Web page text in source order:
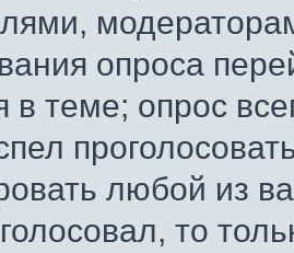
опроса
в теме; опрос
любой из
то